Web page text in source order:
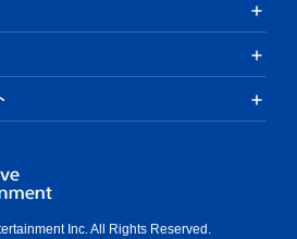
Inc. All Rights Reserved.